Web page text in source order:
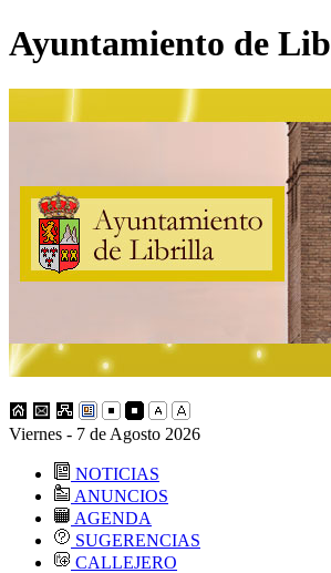
Ayuntamiento de
Viernes - 7 de Agosto 2026
NOTICIAS
ANUNCIOS
AGENDA
SUGERENCIAS
CALLEJERO